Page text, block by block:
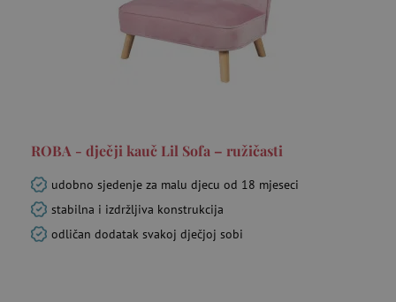
ROBA - dječji kauč Lil Sofa – ružičasti
udobno sjedenje za malu djecu od 18 mjeseci
stabilna i izdržljiva konstrukcija
odličan dodatak svakoj dječjoj sobi